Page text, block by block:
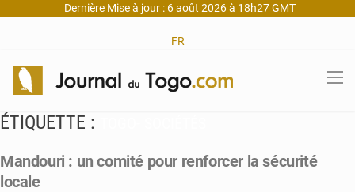
Dernière Mise à jour : 6 août 2026 à 18h27 GMT
FR
ÉTIQUETTE :
Mandouri : un comité pour renforcer la sécurité
locale